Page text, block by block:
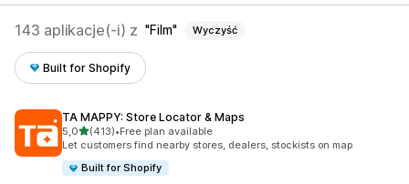
143 aplikacje(-i) z Film Wyczyść
Built for Shopify
TA MAPPY: Store Locator & Maps
5,0na 5 gwiazdek
(413)
Łączna liczba recenzji: 413
•Free plan available
Let customers find nearby stores, dealers, stockists on map
Built for Shopify